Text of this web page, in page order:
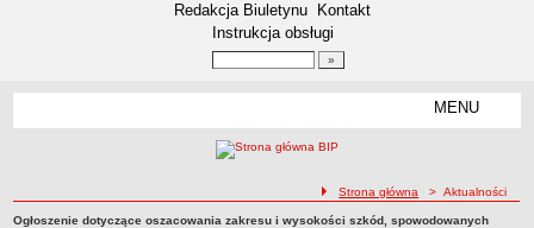
Redakcja Biuletynu
Kontakt
Instrukcja obsługi
MENU
Lokalizacja
ścieżka nawigacji
Strona główna > Aktualności
Ogłoszenie dotyczące oszacowania zakresu i wysokości szkód, spowodowanych